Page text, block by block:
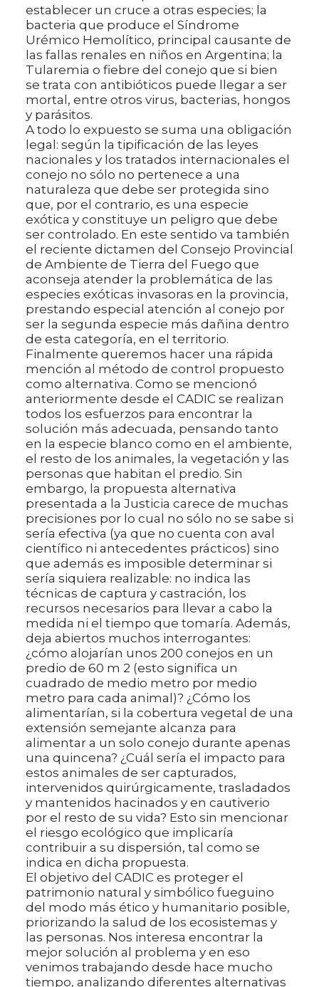
establecer un cruce a otras especies; la
bacteria que produce el Síndrome
Urémico Hemolítico, principal causante de
las fallas renales en niños en Argentina; la
Tularemia o fiebre del conejo que si bien
se trata con antibióticos puede llegar a ser
mortal, entre otros virus, bacterias, hongos
y parásitos.
A todo lo expuesto se suma una obligación
legal: según la tipificación de las leyes
nacionales y los tratados internacionales el
conejo no sólo no pertenece a una
naturaleza que debe ser protegida sino
que, por el contrario, es una especie
exótica y constituye un peligro que debe
ser controlado. En este sentido va también
el reciente dictamen del Consejo Provincial
de Ambiente de Tierra del Fuego que
aconseja atender la problemática de las
especies exóticas invasoras en la provincia,
prestando especial atención al conejo por
ser la segunda especie más dañina dentro
de esta categoría, en el territorio.
Finalmente queremos hacer una rápida
mención al método de control propuesto
como alternativa. Como se mencionó
anteriormente desde el CADIC se realizan
todos los esfuerzos para encontrar la
solución más adecuada, pensando tanto
en la especie blanco como en el ambiente,
el resto de los animales, la vegetación y las
personas que habitan el predio. Sin
embargo, la propuesta alternativa
presentada a la Justicia carece de muchas
precisiones por lo cual no sólo no se sabe si
sería efectiva (ya que no cuenta con aval
científico ni antecedentes prácticos) sino
que además es imposible determinar si
sería siquiera realizable: no indica las
técnicas de captura y castración, los
recursos necesarios para llevar a cabo la
medida ni el tiempo que tomaría. Además,
deja abiertos muchos interrogantes:
¿cómo alojarían unos 200 conejos en un
predio de 60 m 2 (esto significa un
cuadrado de medio metro por medio
metro para cada animal)? ¿Cómo los
alimentarían, si la cobertura vegetal de una
extensión semejante alcanza para
alimentar a un solo conejo durante apenas
una quincena? ¿Cuál sería el impacto para
estos animales de ser capturados,
intervenidos quirúrgicamente, trasladados
y mantenidos hacinados y en cautiverio
por el resto de su vida? Esto sin mencionar
el riesgo ecológico que implicaría
contribuir a su dispersión, tal como se
indica en dicha propuesta.
El objetivo del CADIC es proteger el
patrimonio natural y simbólico fueguino
del modo más ético y humanitario posible,
priorizando la salud de los ecosistemas y
las personas. Nos interesa encontrar la
mejor solución al problema y en eso
venimos trabajando desde hace mucho
tiempo, analizando diferentes alternativas